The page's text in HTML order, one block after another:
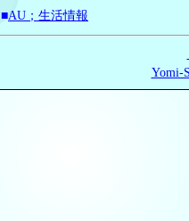
■AU；生活情報
Yomi-